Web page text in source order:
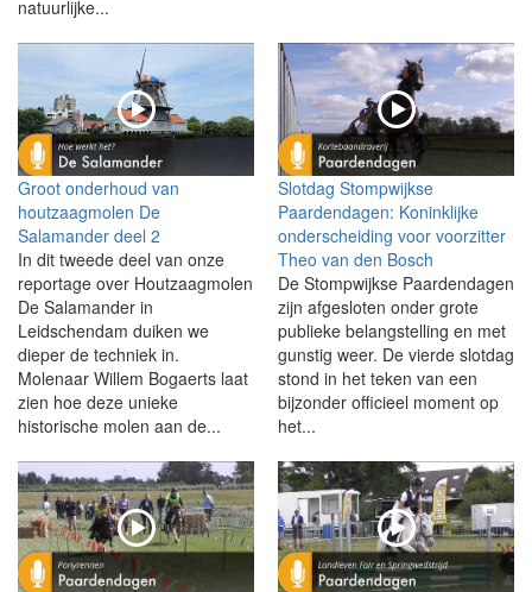
natuurlijke...
Groot onderhoud van
houtzaagmolen De
Salamander deel 2
In dit tweede deel van onze
reportage over Houtzaagmolen
De Salamander in
Leidschendam duiken we
dieper de techniek in.
Molenaar Willem Bogaerts laat
zien hoe deze unieke
historische molen aan de...
Slotdag Stompwijkse
Paardendagen: Koninklijke
onderscheiding voor voorzitter
Theo van den Bosch
De Stompwijkse Paardendagen
zijn afgesloten onder grote
publieke belangstelling en met
gunstig weer. De vierde slotdag
stond in het teken van een
bijzonder officieel moment op
het...